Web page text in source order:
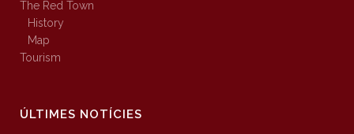
The Red Town
History
Map
Tourism
ÚLTIMES NOTÍCIES